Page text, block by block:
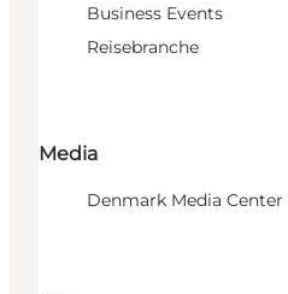
Business Events
Reisebranche
Media
Denmark Media Center